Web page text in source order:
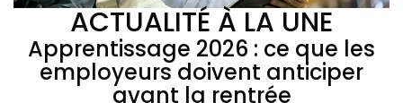
ACTUALITÉ À LA UNE
Apprentissage 2026 : ce que les
employeurs doivent anticiper
avant la rentrée